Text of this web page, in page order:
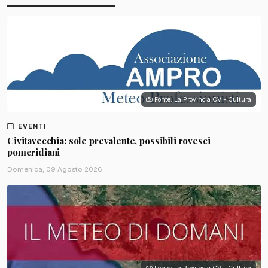
Fonte: La Provincia CV - Cultura
EVENTI
Civitavecchia: sole prevalente, possibili rovesci
pomeridiani
Domenica, 09 Agosto 2026